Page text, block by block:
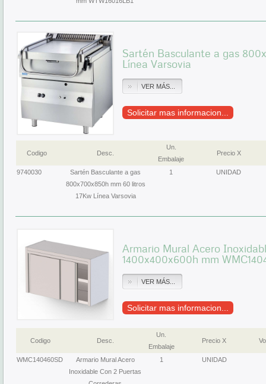
Sartén Basculante a gas
Línea Varsovia
VER MÁS...
Solicitar mas informacion...
Codigo Desc.
Un.
Embalaje
Precio X
9740030
Sartén Basculante a gas
800x700x850h mm 60 litros
17Kw Línea Varsovia
1 UNIDAD
Armario Mural Acero
1400x400x600h mm
VER MÁS...
Solicitar mas informacion...
Codigo Desc.
Un.
Embalaje
Precio X
WMC140460SD
Armario Mural Acero
Inoxidable Con 2 Puertas
1 UNIDAD